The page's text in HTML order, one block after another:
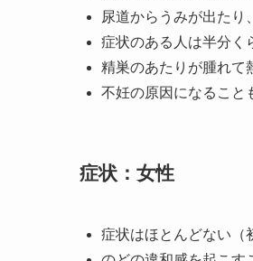
尿道からうみが出たり
症状のある人は半分く
精巣のあたりが腫れて
不妊の原因になること
症状：女性
症状はほとんどない（